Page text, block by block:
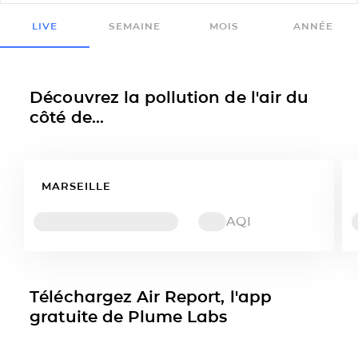
LIVE SEMAINE MOIS ANNÉE
Découvrez la pollution de l'air du
côté de...
MARSEILLE
AQI
Téléchargez Air Report, l'app
gratuite de Plume Labs